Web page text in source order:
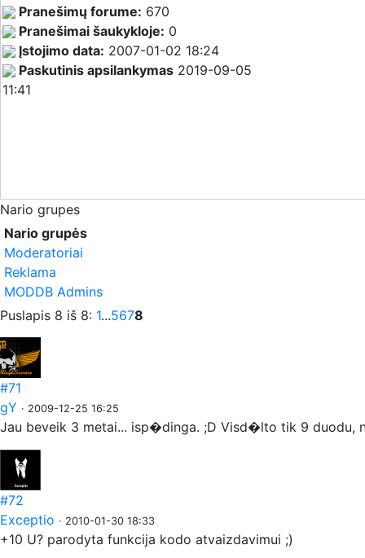
Pranešimų forume: 670
Pranešimai šaukykloje: 0
Įstojimo data: 2007-01-02 18:24
Paskutinis apsilankymas 2019-09-05
11:41
Nario grupes
Nario grupės
Moderatoriai
Reklama
MODDB Admins
Puslapis 8 iš 8: 1...5678
#71
gY · 2009-12-25 16:25
Jau beveik 3 metai... isp�dinga. ;D Visd�lto tik 9 duodu,
#72
Exceptio · 2010-01-30 18:33
+10 U? parodyta funkcija kodo atvaizdavimui ;)